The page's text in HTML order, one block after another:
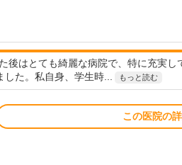
後はとても綺麗な病院で、特に充実
した。私自身、学生時...
もっと読む
この医院の